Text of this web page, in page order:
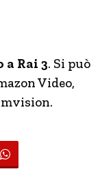
Rai 3. Si può
Video,